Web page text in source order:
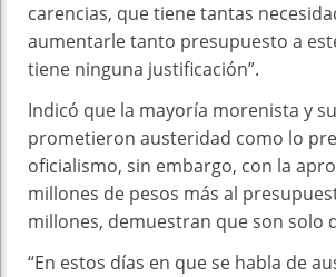
carencias, que tiene tantas
aumentarle tanto presupuesto a
tiene ninguna justificación”.
Indicó que la mayoría morenista y
prometieron austeridad como lo
oficialismo, sin embargo, con la
millones de pesos más al
millones, demuestran que son solo
“En estos días en que se habla de